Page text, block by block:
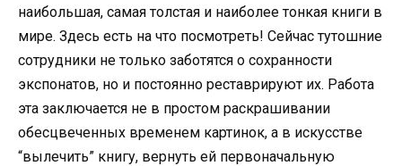
наибольшая, самая толстая и наиболее тонкая книги в
мире. Здесь есть на что посмотреть! Сейчас тутошние
сотрудники не только заботятся о сохранности
экспонатов, но и постоянно реставрируют их. Работа
эта заключается не в простом раскрашивании
обесцвеченных временем картинок, а в искусстве
“вылечить” книгу, вернуть ей первоначальную